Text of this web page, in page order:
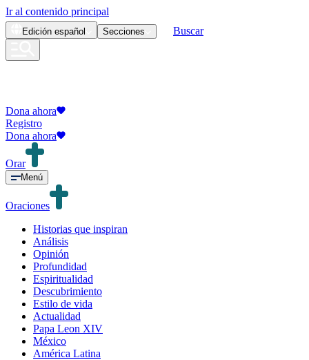
Ir al contenido principal
Edición español Secciones Buscar
Dona ahora
Registro
Dona ahora
Orar
Menú
Oraciones
Historias que inspiran
Análisis
Opinión
Profundidad
Espiritualidad
Descubrimiento
Estilo de vida
Actualidad
Papa Leon XIV
México
América Latina